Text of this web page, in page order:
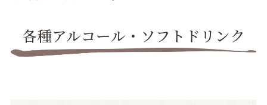
各種アルコール・ソフトドリンク